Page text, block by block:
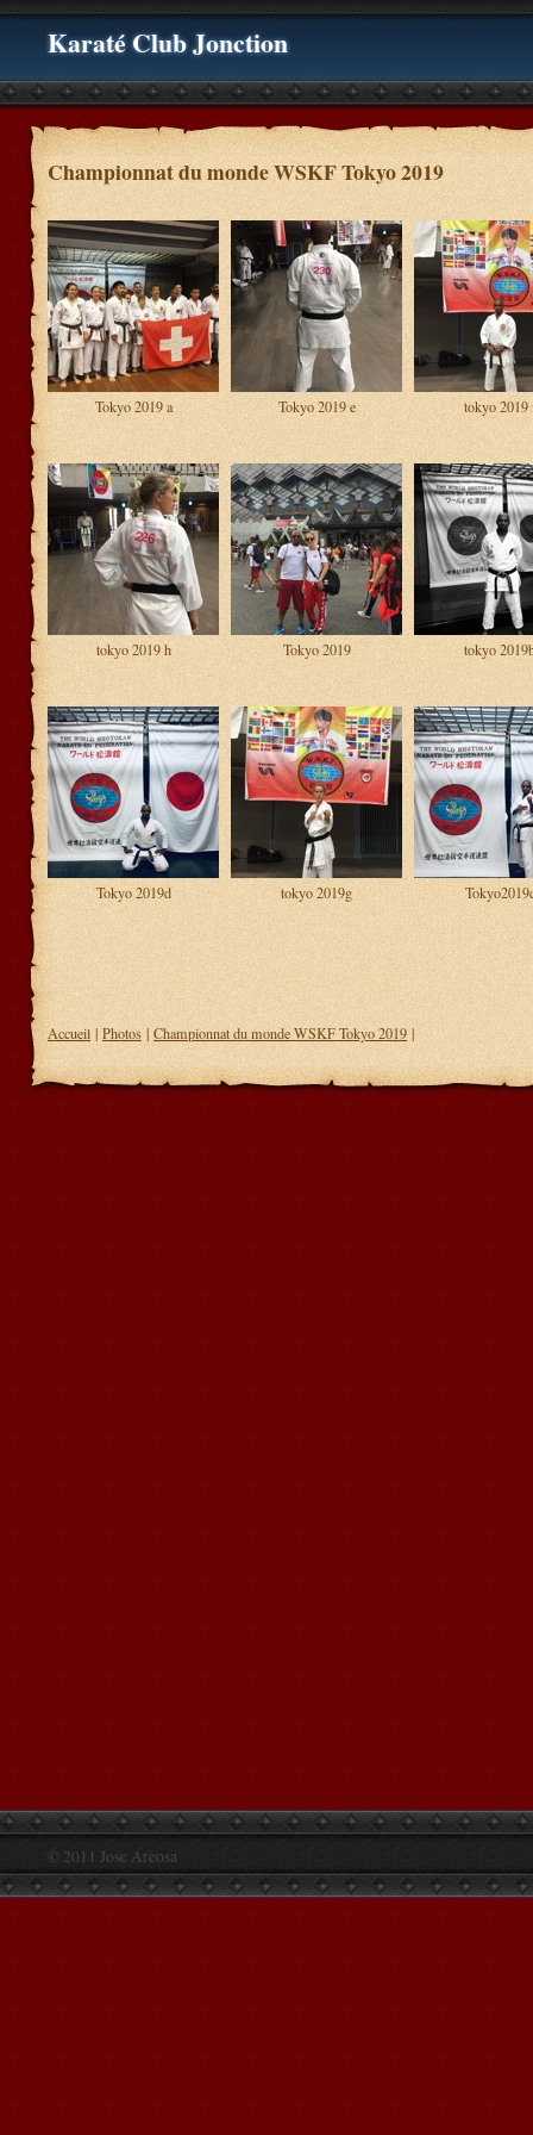
Karaté Club Jonction
Championnat du monde WSKF Tokyo 2019
Tokyo 2019 a Tokyo 2019 e tokyo 2019
tokyo 2019 h Tokyo 2019 tokyo
Tokyo 2019d tokyo 2019g
Accueil | Photos | Championnat du monde WSKF Tokyo 2019 |
© 2011 Jose Areosa